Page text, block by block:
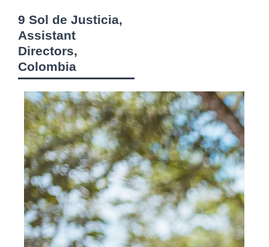
9 Sol de Justicia,
Assistant
Directors,
Colombia